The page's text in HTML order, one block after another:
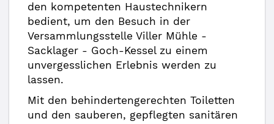
den kompetenten Haustechnikern
bedient, um den Besuch in der
Versammlungsstelle Viller Mühle -
Sacklager - Goch-Kessel zu einem
unvergesslichen Erlebnis werden zu
lassen.
Mit den behindertengerechten Toiletten
und den sauberen, gepflegten sanitären